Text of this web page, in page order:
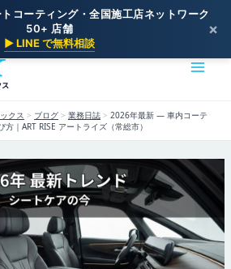
コーティング・全国施工店ネットワーク
50+ 店舗
▶ LINE で無料相談
×
クス > ブログ > 業務日誌 > 2026年最新 — 車内コーテ
｜ART RISE アートライズ（常総市）